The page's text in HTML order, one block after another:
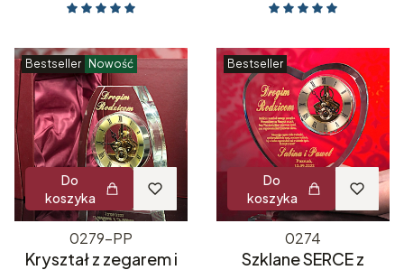
Bestseller Nowość
Do
koszyka
0279-PP
Kryształ z zegarem i
Bestseller
Do
koszyka
0274
Szklane SERCE z